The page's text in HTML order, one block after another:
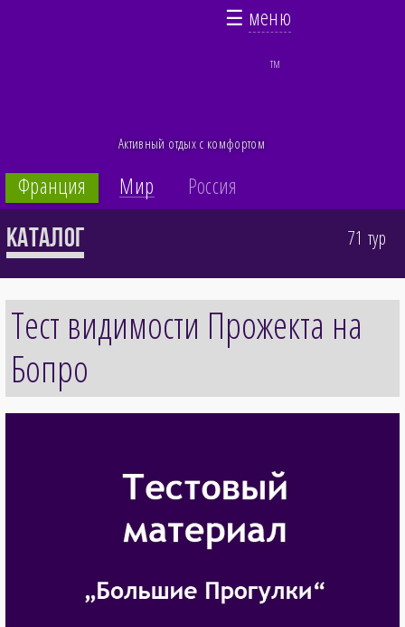
TM
Активный отдых с комфортом
Франция Мир Россия
☰ меню
Каталог 71 тур
Тест видимости Прожекта на
Бопро